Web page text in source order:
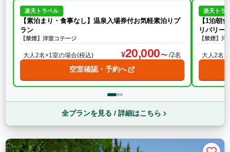
楽天トラベル
【素泊まり・食事なし】温泉入場券付お気軽素泊りプ
ラン
【禁煙】洋室コテージ
大人2名×1室の場合(税込) 20,000 /2名
空室確認・予約へ
楽天トラ
【1泊朝
リバリー
【禁煙】洋
大人2名
全プランを見る / 詳細はこちら